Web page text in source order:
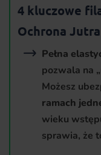
4 kluczowe
Ochrona Jutra
Pełna
pozwala na
Możesz
ramach
wieku
sprawia, że